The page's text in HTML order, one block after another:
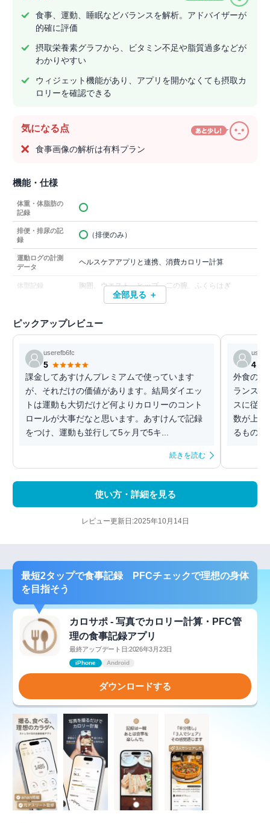
食事、運動、睡眠などバランスを解析。アドバイザーが
的確に評価
摂取栄養素グラフから、ビタミン不足や脂質過多などが
わかりやすい
ウィジェット機能があり、アプリを開かなくても摂取カ
ロリーを確認できる
気になる点
食事画像の解析は有料プラン
機能・仕様
体重・体脂肪の
記録
排便・排尿の記
録
（排便のみ）
運動ログの計測
データ
ヘルスケアアプリと連携、消費カロリー計算
体型記録 胸囲、ウエスト、ヒップ、二の腕、ふくらはぎ
全部見る ＋
ピックアップレビュー
userefb6fc
5
課金してあすけんプレミアムで使っています
が、それだけの価値があります。結局ダイエッ
トは運動も大切だけど何よりカロリーのコント
ロールが大事だなと思います。あすけんで記録
をつけ、運動も並行して5ヶ月で5キ...
続きを読む
4
外食の登
ランスを
スに従
数が上が
るものの
使い方・詳細を見る
レビュー更新日:2025年10月14日
最短2タップで食事記録 PFCチェックで理想の身体
を目指そう
カロサポ - 写真でカロリー計算・PFC管
理の食事記録アプリ
最終アップデート日:2026年3月23日
iPhone Android
ダウンロードする